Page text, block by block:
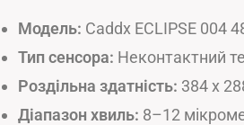
Модель: Caddx ECLIPSE 004
Тип сенсора: Неконтактний
Роздільна здатність: 384 x
Діапазон хвиль: 8–12